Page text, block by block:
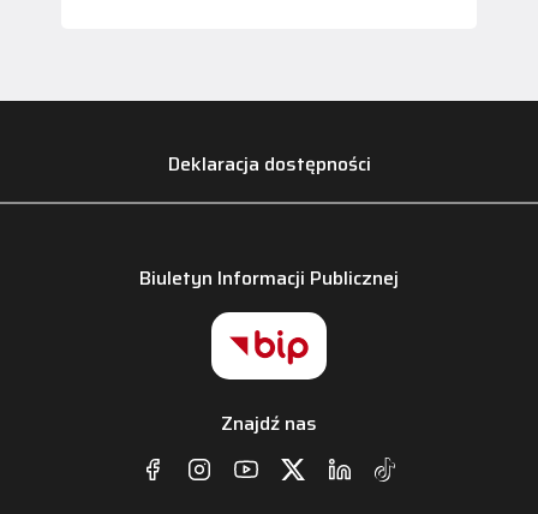
Deklaracja dostępności
Biuletyn Informacji Publicznej
Znajdź nas